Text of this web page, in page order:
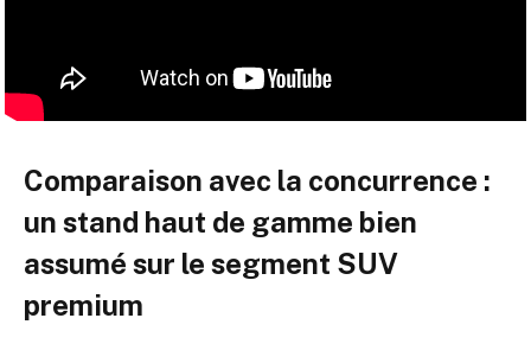
Comparaison avec la concurrence :
un stand haut de gamme bien
assumé sur le segment SUV
premium